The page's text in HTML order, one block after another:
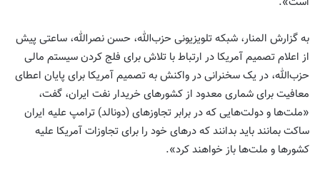
به گزارش المنار، شبکه تلویزیونی حزب‌الله، حسن نصرالله، ساعتی پیش
از اعلام تصمیم آمریکا در ارتباط با تلاش برای فلج کردن سیستم مالی
حزب‌الله، در یک سخنرانی در واکنش به تصمیم آمریکا برای پایان اعطای
معافیت برای شماری معدود از کشورهای خریدار نفت ایران، گفت،
«ملت‌ها و دولت‌هایی که در برابر تجاوزهای (دونالد) ترامپ علیه ایران
ساکت بمانند باید بدانند که درهای خود را برای تجاوزات آمریکا علیه
کشورها و ملت‌ها باز خواهند کرد».